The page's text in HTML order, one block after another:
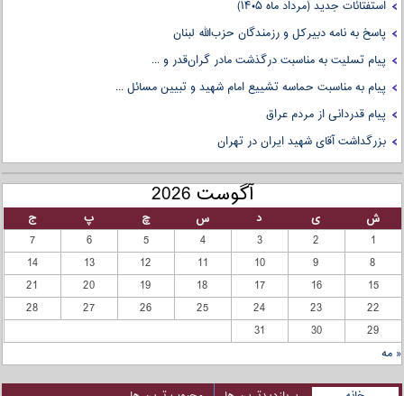
استفتائات جدید (مرداد ماه ۱۴۰۵)
پاسخ به نامه دبیرکل و رزمندگان حزب‌الله لبنان
پیام تسلیت به مناسبت درگذشت مادر گران‌قدر و ...
پیام به مناسبت حماسه تشییع امام شهید و تبیین مسائل ...
پیام قدردانی از مردم عراق
بزرگداشت آقای شهید ایران در تهران
آگوست 2026
ش ی د س چ پ
ج
1
2
3
4
5
6
7
8
9
10
11
12
13
14
15
16
17
18
19
20
21
22
23
24
25
26
27
28
29
30
31
« مه